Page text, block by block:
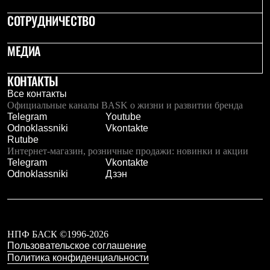
ЗА ПОЛЯРНЫМ КРУГОМ
TREK
CITY
ИДЁМ В ПОХОД
Дневник капитана
Каталог дилеров
Компания
Баск сегодня
История
Отцы основатели
Производство
Баск в вашем городе
Контроль качества
Команда Баск
Стать дилером
Корпоративным клиентам
Услуги
СОТРУДНИЧЕСТВО
МЕДИА
КОНТАКТЫ
Все контакты
Официальные каналы BASK о жизни и развитии бренда
Telegram
Youtube
Odnoklassniki
Vkontakte
Rutube
Интернет-магазин, розничные продажи: новинки и акции
Telegram
Vkontakte
Odnoklassniki
Дзэн
НПФ БАСК ©1996-2026
Пользовательское соглашение
Политика конфиденциальности